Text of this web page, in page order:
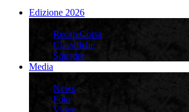
Edizione 2026
Recap Corsa
Classifiche
Squadre
Media
News
Foto
Video